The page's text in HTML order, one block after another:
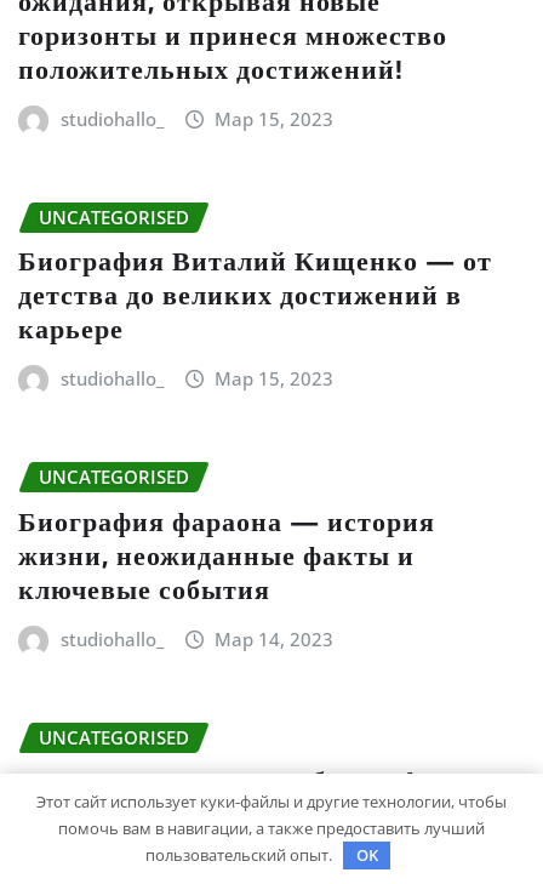
горизонты и принеся множество
положительных достижений!
studiohallo_ Мар 15, 2023
UNCATEGORISED
Биография Виталий Кищенко — от
детства до великих достижений в
карьере
studiohallo_ Мар 15, 2023
UNCATEGORISED
Биография фараона — история
жизни, неожиданные факты и
ключевые события
studiohallo_ Мар 14, 2023
UNCATEGORISED
Константин Ивлев — биография и
личная жизнь — интересные факты,
жена, дети, фото
Этот сайт использует куки-файлы и другие технологии, чтобы
помочь вам в навигации, а также предоставить лучший
пользовательский опыт.
OK